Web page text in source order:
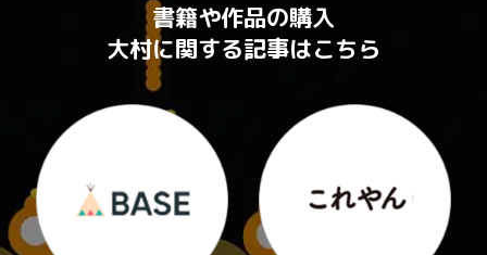
書籍や作品の購入
大村に関する記事はこちら